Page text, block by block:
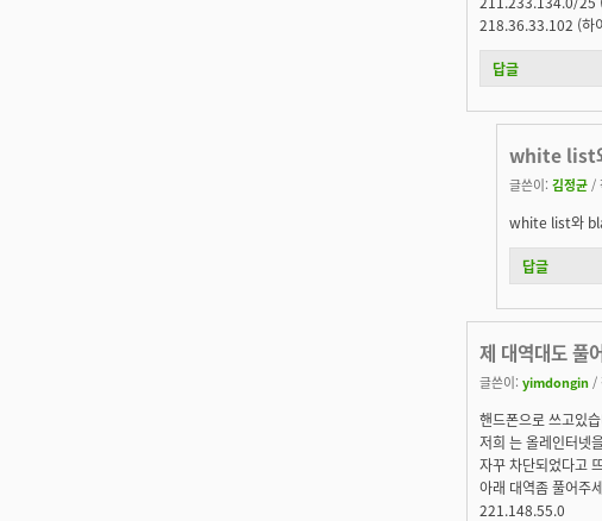
218.36.33.102 (하
답글
white list
글쓴이: 김정균 /
white list와
답글
제 대역대도 풀
글쓴이: yimdongin /
핸드폰으로 쓰고있
저희 는 올레인터넷
자꾸 차단되었다고
아래 대역좀 풀어주
221.148.55.0